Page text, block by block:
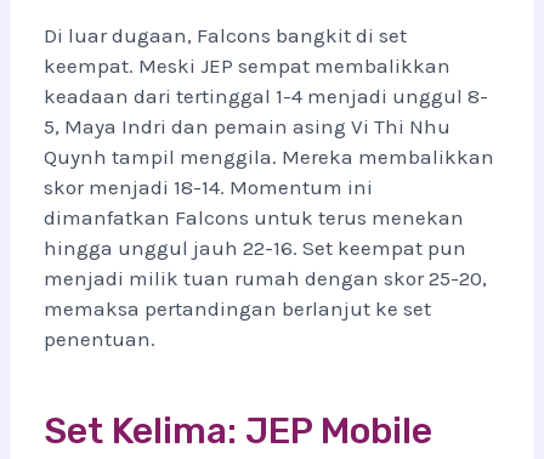
Di luar dugaan, Falcons bangkit di set
keempat. Meski JEP sempat membalikkan
keadaan dari tertinggal 1-4 menjadi unggul 8-
5, Maya Indri dan pemain asing Vi Thi Nhu
Quynh tampil menggila. Mereka membalikkan
skor menjadi 18-14. Momentum ini
dimanfatkan Falcons untuk terus menekan
hingga unggul jauh 22-16. Set keempat pun
menjadi milik tuan rumah dengan skor 25-20,
memaksa pertandingan berlanjut ke set
penentuan.
Set Kelima: JEP Mobile